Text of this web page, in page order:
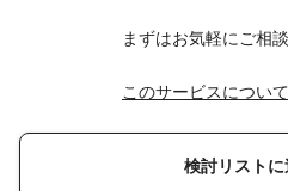
まずはお気軽にご相
このサービスについ
検討リストに